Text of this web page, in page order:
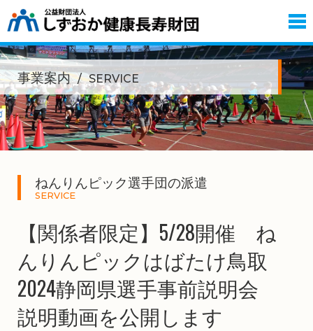
事業案内 SERVICE
ねんりんピック選手団の派遣
SERVICE
【関係者限定】5/28開催 ね
んりんピックはばたけ鳥取
2024静岡県選手事前説明会
説明動画を公開します